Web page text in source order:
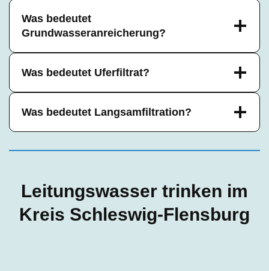
Was bedeutet
Grundwasseranreicherung?
Was bedeutet Uferfiltrat?
Was bedeutet Langsamfiltration?
Leitungswasser trinken im
Kreis Schleswig-Flensburg